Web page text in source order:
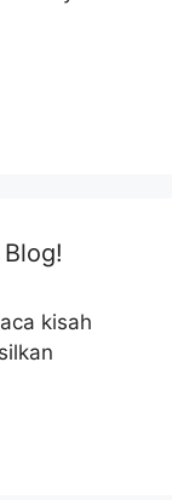
kisah